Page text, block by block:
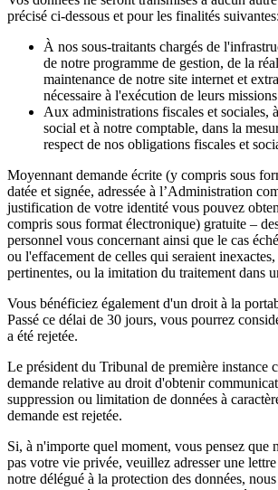
précisé ci-dessous et pour les finalités suivantes:
À nos sous-traitants chargés de
de notre programme de gestion, de la
maintenance de notre site internet et
nécessaire à l'exécution de leurs
Aux administrations fiscales et sociales,
social et à notre comptable, dans la
respect de nos obligations fiscales et
Moyennant demande écrite (y compris sous
datée et signée, adressée à l’Administration
justification de votre identité vous pouvez
compris sous format électronique) gratuite –
personnel vous concernant ainsi que le cas
ou l'effacement de celles qui seraient
pertinentes, ou la imitation du traitement dans
Vous bénéficiez également d'un droit à la
Passé ce délai de 30 jours, vous pourrez
a été rejetée.
Le président du Tribunal de première instance
demande relative au droit d'obtenir
suppression ou limitation de données à
demande est rejetée.
Si, à n'importe quel moment, vous pensez que
pas votre vie privée, veuillez adresser une
notre délégué à la protection des données,